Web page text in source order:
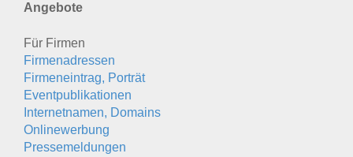
Angebote
Für Firmen
Firmenadressen
Firmeneintrag, Porträt
Eventpublikationen
Internetnamen, Domains
Onlinewerbung
Pressemeldungen